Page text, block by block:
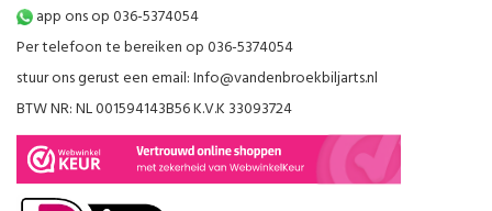
app ons op 036-5374054
Per telefoon te bereiken op 036-5374054
stuur ons gerust een email:Info@vandenbroekbiljarts.nl
BTW NR: NL 001594143B56 K.V.K 33093724